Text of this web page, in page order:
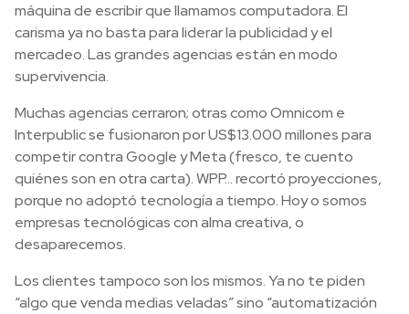
máquina de escribir que llamamos computadora. El
carisma ya no basta para liderar la publicidad y el
mercadeo. Las grandes agencias están en modo
supervivencia.
Muchas agencias cerraron; otras como Omnicom e
Interpublic se fusionaron por US$13.000 millones para
competir contra Google y Meta (fresco, te cuento
quiénes son en otra carta). WPP… recortó proyecciones,
porque no adoptó tecnología a tiempo. Hoy o somos
empresas tecnológicas con alma creativa, o
desaparecemos.
Los clientes tampoco son los mismos. Ya no te piden
“algo que venda medias veladas” sino “automatización